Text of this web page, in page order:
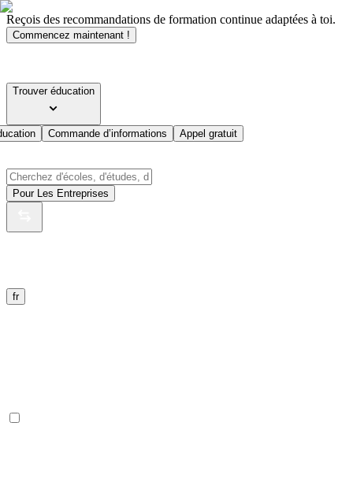
Reçois des recommandations de formation continue adaptées à toi.
Commencez maintenant !
Trouver éducation
Commande d’informations Appel gratuit
Pour Les Entreprises
fr